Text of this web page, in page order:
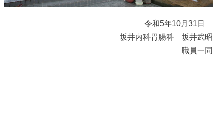
令和5年10月31日
坂井内科胃腸科 坂井武昭
職員一同